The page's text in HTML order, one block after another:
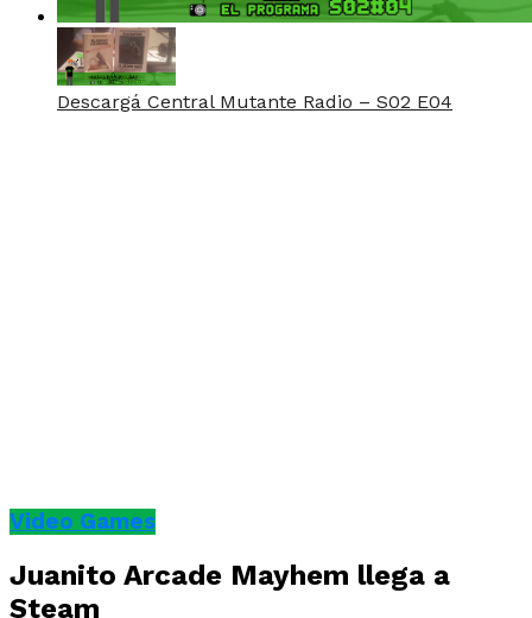
Descargá Central Mutante Radio – S02 E04
Video Games
Juanito Arcade Mayhem llega a
Steam